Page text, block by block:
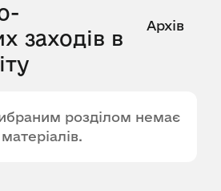
заходів в
Архів
розділом немає
матеріалів.